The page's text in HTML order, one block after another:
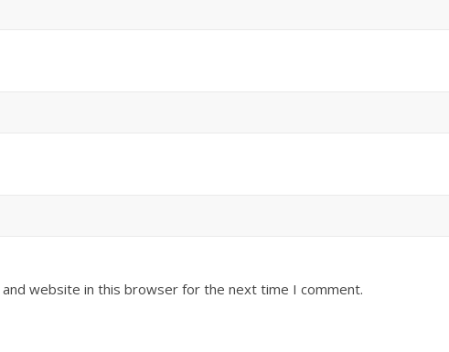
and website in this browser for the next time I comment.